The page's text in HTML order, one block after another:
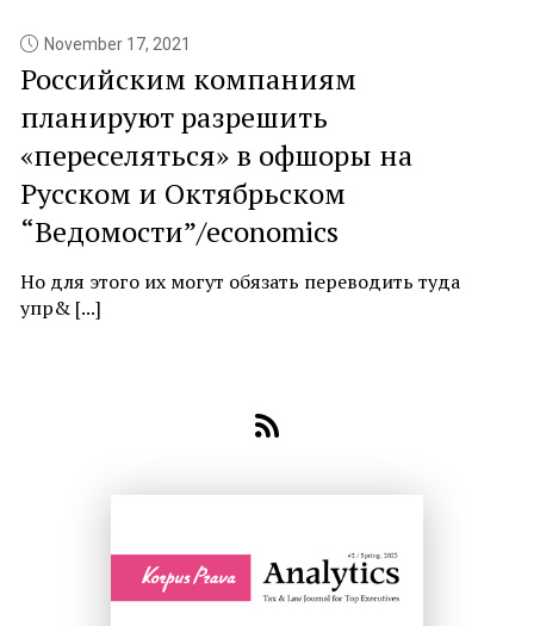
November 17, 2021
Российским компаниям
планируют разрешить
«переселяться» в офшоры на
Русском и Октябрьском
“Ведомости”/economics
Но для этого их могут обязать переводить туда
упр& [...]